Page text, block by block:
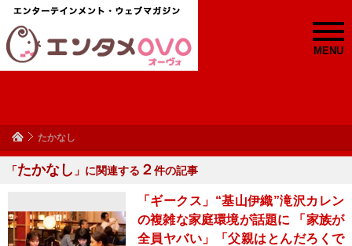
MENU
たかなし
「たかなし 」に関連する ２件の記事
「ギークス」“基山伊織”滝沢カレン
の複雑な家庭環境が話題に 「家族が
全員ヤバい」「父親はとんだろくで